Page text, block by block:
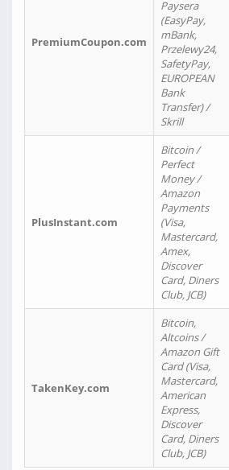
PremiumCoupon.com
Paysera
(EasyPay,
mBank,
Przelewy24,
SafetyPay,
EUROPEAN
Bank
Transfer) /
Skrill
PlusInstant.com
Bitcoin /
Perfect
Money /
Amazon
Payments
(Visa,
Mastercard,
Amex,
Discover
Card, Diners
Club, JCB)
TakenKey.com
Bitcoin,
Altcoins /
Amazon Gift
Card (Visa,
Mastercard,
American
Express,
Discover
Card, Diners
Club, JCB)